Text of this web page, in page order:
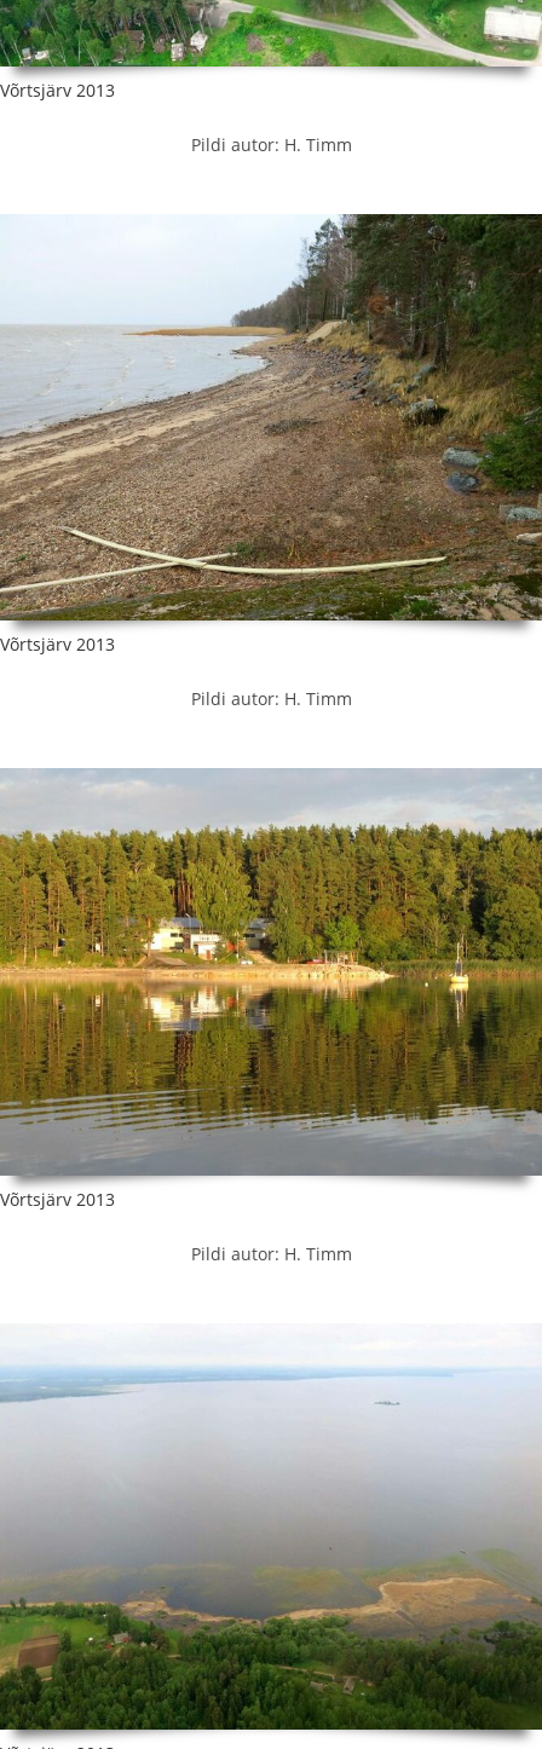
Võrtsjärv 2013
Pildi autor: H. Timm
Võrtsjärv 2013
Pildi autor: H. Timm
Võrtsjärv 2013
Pildi autor: H. Timm